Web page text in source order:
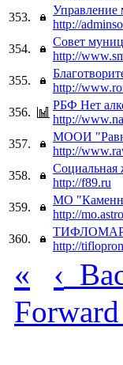
353.
http://
354.
Совет
http://
355.
http://
356.
РБФ Нет
http://
357.
МООИ
http://
358.
http://f89.ru
359.
МО
http://
360.
http://
« ‹
Forward